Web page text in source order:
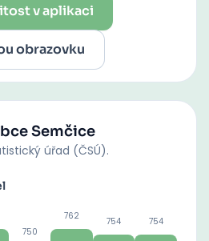
v aplikaci
obrazovku
Semčice
úřad (ČSÚ).
750
762 754 754